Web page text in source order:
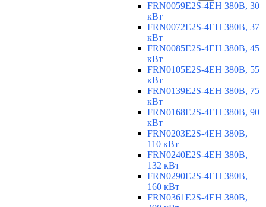
FRN0059E2S-4EH 380В, 30
кВт
FRN0072E2S-4EH 380В, 37
кВт
FRN0085E2S-4EH 380В, 45
кВт
FRN0105E2S-4EH 380В, 55
кВт
FRN0139E2S-4EH 380В, 75
кВт
FRN0168E2S-4EH 380В, 90
кВт
FRN0203E2S-4EH 380В,
110 кВт
FRN0240E2S-4EH 380В,
132 кВт
FRN0290E2S-4EH 380В,
160 кВт
FRN0361E2S-4EH 380В,